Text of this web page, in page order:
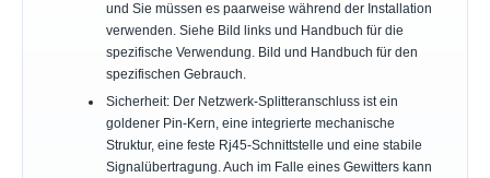
und Sie müssen es paarweise während der Installation
verwenden. Siehe Bild links und Handbuch für die
spezifische Verwendung. Bild und Handbuch für den
spezifischen Gebrauch.
Sicherheit: Der Netzwerk-Splitteranschluss ist ein
goldener Pin-Kern, eine integrierte mechanische
Struktur, eine feste Rj45-Schnittstelle und eine stabile
Signalübertragung. Auch im Falle eines Gewitters kann